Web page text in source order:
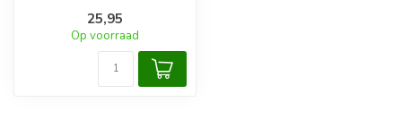
25,95
Op voorraad